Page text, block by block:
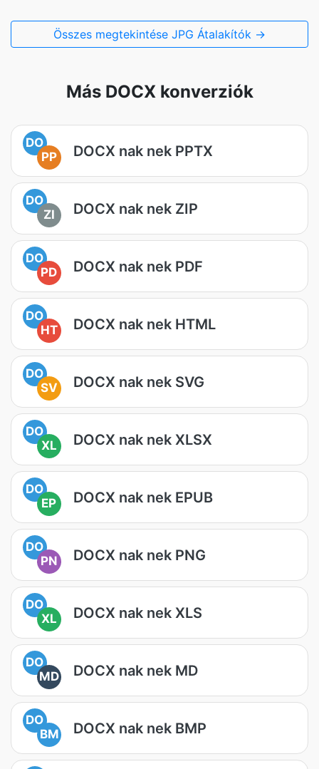
Összes megtekintése JPG Átalakítók →
Más DOCX konverziók
DO
PP
DOCX nak nek PPTX
DO
ZI
DOCX nak nek ZIP
DO
PD
DOCX nak nek PDF
DO
HT
DOCX nak nek HTML
DO
SV
DOCX nak nek SVG
DO
XL
DOCX nak nek XLSX
DO
EP
DOCX nak nek EPUB
DO
PN
DOCX nak nek PNG
DO
XL
DOCX nak nek XLS
DO
MD
DOCX nak nek MD
DO
BM
DOCX nak nek BMP